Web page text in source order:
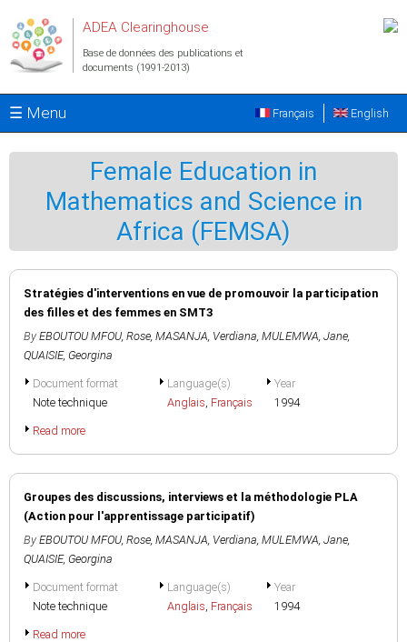
ADEA Clearinghouse
Base de données des publications et
documents (1991-2013)
☰ Menu English
Français
Female Education in
Mathematics and Science in
Africa (FEMSA)
Stratégies d'interventions en vue de promouvoir la participation
des filles et des femmes en SMT3
By EBOUTOU MFOU, Rose, MASANJA, Verdiana, MULEMWA, Jane,
QUAISIE, Georgina
Document format
Note technique
Language(s)
Anglais, Français
Year
1994
Read more
Groupes des discussions, interviews et la méthodologie PLA
(Action pour l'apprentissage participatif)
By EBOUTOU MFOU, Rose, MASANJA, Verdiana, MULEMWA, Jane,
QUAISIE, Georgina
Document format
Note technique
Language(s)
Anglais, Français
Year
1994
Read more